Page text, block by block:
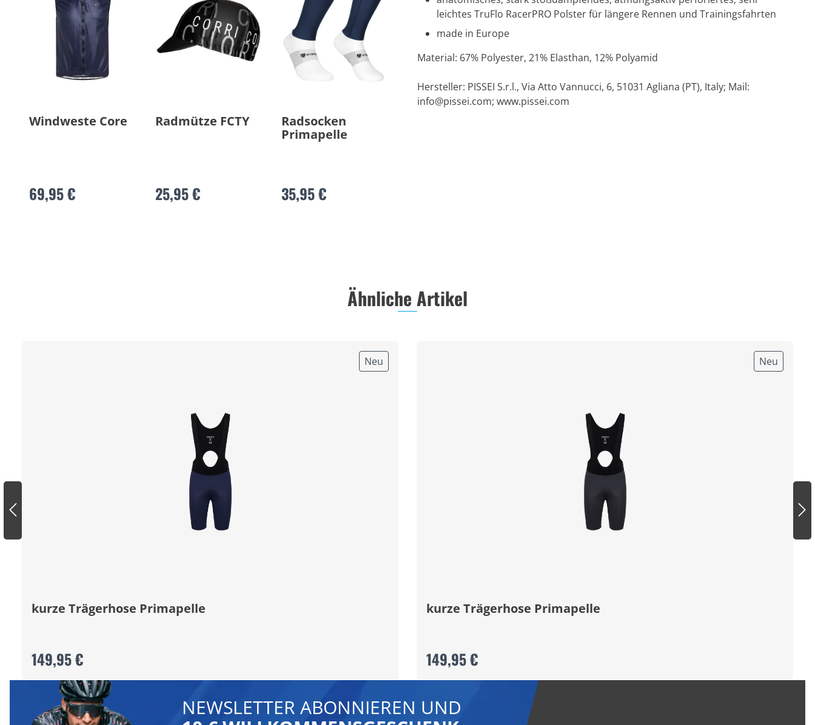
Windweste Core
69,95 €
Radmütze FCTY
25,95 €
Radsocken
Primapelle
35,95 €
leichtes TruFlo RacerPRO Polster für längere Rennen und Trainingsfahrten
made in Europe
Material: 67% Polyester, 21% Elasthan, 12% Polyamid
Hersteller: PISSEI S.r.l., Via Atto Vannucci, 6, 51031 Agliana (PT), Italy; Mail:
info@pissei.com; www.pissei.com
Ähnliche Artikel
Neu
kurze Trägerhose Primapelle
149,95 €
Neu
kurze Trägerhose Primapelle
149,95 €
NEWSLETTER ABONNIEREN UND